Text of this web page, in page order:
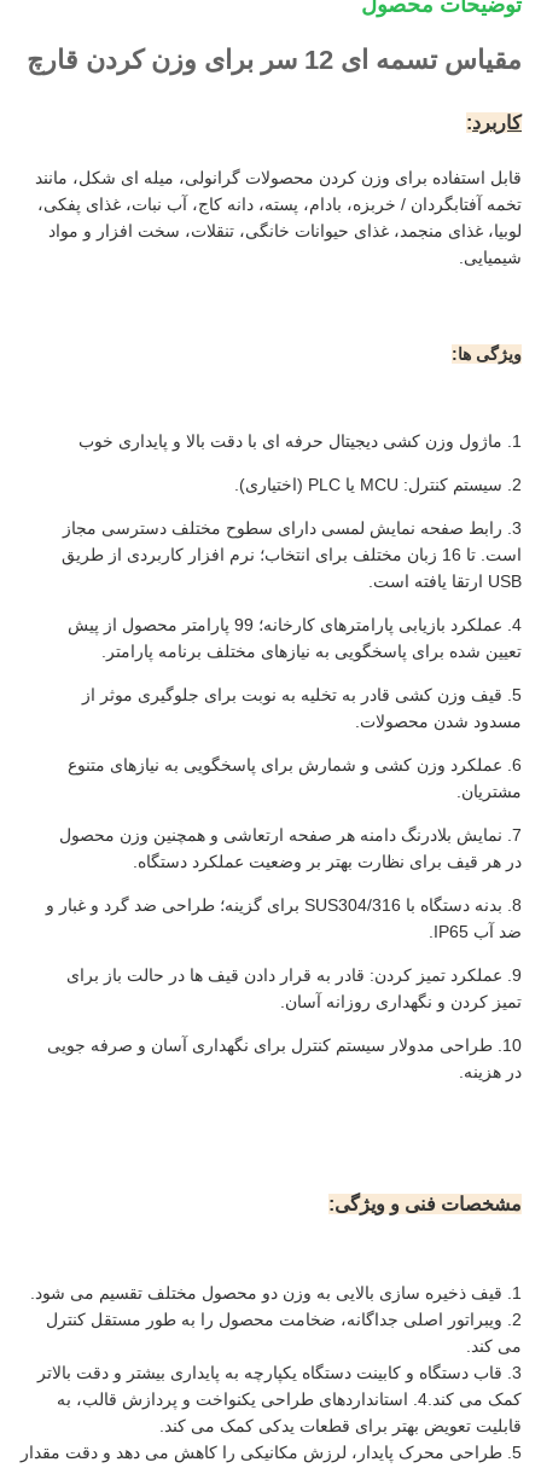
توضیحات محصول
مقیاس تسمه ای 12 سر برای وزن کردن قارچ
کاربرد:
قابل استفاده برای وزن کردن محصولات گرانولی، میله ای شکل، مانند
تخمه آفتابگردان / خربزه، بادام، پسته، دانه کاج، آب نبات، غذای پفکی،
لوبیا، غذای منجمد، غذای حیوانات خانگی، تنقلات، سخت افزار و مواد
شیمیایی.
ویژگی ها:
1. ماژول وزن کشی دیجیتال حرفه ای با دقت بالا و پایداری خوب
2. سیستم کنترل: MCU یا PLC (اختیاری).
3. رابط صفحه نمایش لمسی دارای سطوح مختلف دسترسی مجاز
است. تا 16 زبان مختلف برای انتخاب؛ نرم افزار کاربردی از طریق
USB ارتقا یافته است.
4. عملکرد بازیابی پارامترهای کارخانه؛ 99 پارامتر محصول از پیش
تعیین شده برای پاسخگویی به نیازهای مختلف برنامه پارامتر.
5. قیف وزن کشی قادر به تخلیه به نوبت برای جلوگیری موثر از
مسدود شدن محصولات.
6. عملکرد وزن کشی و شمارش برای پاسخگویی به نیازهای متنوع
مشتریان.
7. نمایش بلادرنگ دامنه هر صفحه ارتعاشی و همچنین وزن محصول
در هر قیف برای نظارت بهتر بر وضعیت عملکرد دستگاه.
8. بدنه دستگاه با SUS304/316 برای گزینه؛ طراحی ضد گرد و غبار و
ضد آب IP65.
9. عملکرد تمیز کردن: قادر به قرار دادن قیف ها در حالت باز برای
تمیز کردن و نگهداری روزانه آسان.
10. طراحی مدولار سیستم کنترل برای نگهداری آسان و صرفه جویی
در هزینه.
مشخصات فنی و ویژگی:
1. قیف ذخیره سازی بالایی به وزن دو محصول مختلف تقسیم می شود.
2. ویبراتور اصلی جداگانه، ضخامت محصول را به طور مستقل کنترل
می کند.
3. قاب دستگاه و کابینت دستگاه یکپارچه به پایداری بیشتر و دقت بالاتر
کمک می کند.
4. استانداردهای طراحی یکنواخت و پردازش قالب، به
قابلیت تعویض بهتر برای قطعات یدکی کمک می کند.
5. طراحی محرک پایدار، لرزش مکانیکی را کاهش می دهد و دقت مقدار